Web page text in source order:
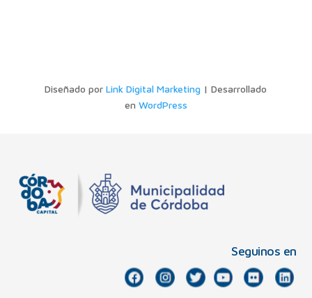
Diseñado porLink Digital Marketing | Desarrollado
en WordPress
Seguinos en